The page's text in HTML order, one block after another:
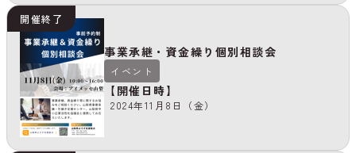
事業承継・資金繰り個別相談会
イベント
【開催日時】
2024年11月8日（金）
開催終了